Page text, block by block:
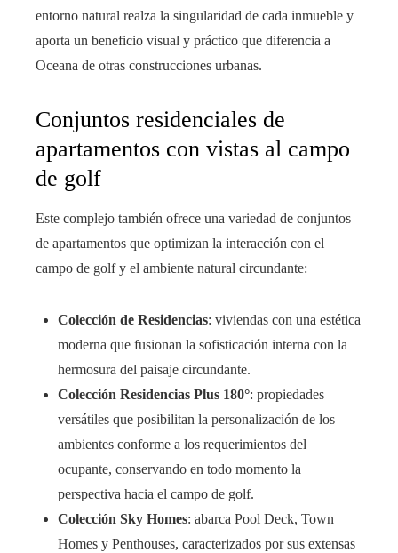
entorno natural realza la singularidad de cada inmueble y
aporta un beneficio visual y práctico que diferencia a
Oceana de otras construcciones urbanas.
Conjuntos residenciales de
apartamentos con vistas al campo
de golf
Este complejo también ofrece una variedad de conjuntos
de apartamentos que optimizan la interacción con el
campo de golf y el ambiente natural circundante:
Colección de Residencias: viviendas con una estética
moderna que fusionan la sofisticación interna con la
hermosura del paisaje circundante.
Colección Residencias Plus 180°: propiedades
versátiles que posibilitan la personalización de los
ambientes conforme a los requerimientos del
ocupante, conservando en todo momento la
perspectiva hacia el campo de golf.
Colección Sky Homes: abarca Pool Deck, Town
Homes y Penthouses, caracterizados por sus extensas